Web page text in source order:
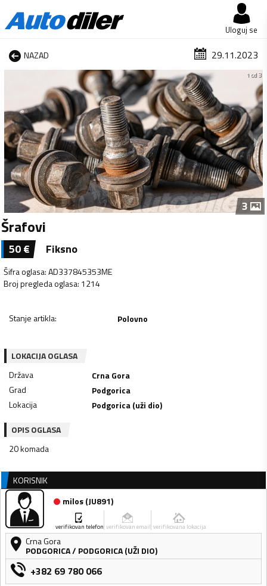
Uloguj se
NAZAD 29.11.2023
1 od 3
3
Šrafovi
50€ Fiksno
Šifra oglasa:AD337845353ME
Broj pregleda oglasa: 1214
Stanje artikla: Polovno
LOKACIJA OGLASA
Država
Crna Gora
Grad
Podgorica
Lokacija
Podgorica (uži dio)
OPIS OGLASA
20 komada
KORISNIK
milos(JU891)
verifikovan telefon verifikovan email verifikovana lokacija
Crna Gora
PODGORICA/ PODGORICA (UŽI DIO)
+382 69 780 066